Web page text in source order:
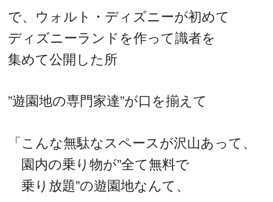
で、ウォルト・ディズニーが初めて
ディズニーランドを作って識者を
集めて公開した所
”遊園地の専門家達”が口を揃えて
「こんな無駄なスペースが沢山あって、
園内の乗り物が”全て無料で
乗り放題”の遊園地なんて、